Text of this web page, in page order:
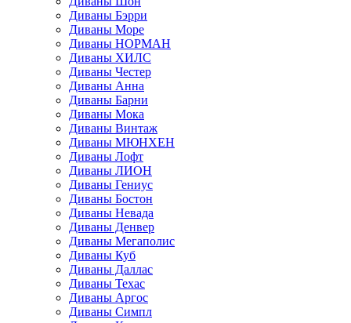
Диваны Бэрри
Диваны Море
Диваны НОРМАН
Диваны ХИЛС
Диваны Честер
Диваны Анна
Диваны Барни
Диваны Мока
Диваны Винтаж
Диваны МЮНХЕН
Диваны Лофт
Диваны ЛИОН
Диваны Гениус
Диваны Бостон
Диваны Невада
Диваны Денвер
Диваны Мегаполис
Диваны Куб
Диваны Даллас
Диваны Техас
Диваны Аргос
Диваны Симпл